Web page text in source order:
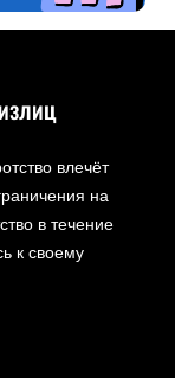
влечёт
на
в течение
к своему